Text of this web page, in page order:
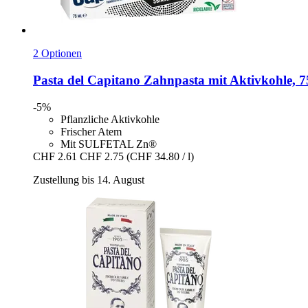
2 Optionen
Pasta del Capitano Zahnpasta mit Aktivkohle,
-5%
Pflanzliche Aktivkohle
Frischer Atem
Mit SULFETAL Zn®
CHF 2.61 CHF 2.75 (CHF 34.80 / l)
Zustellung bis 14. August